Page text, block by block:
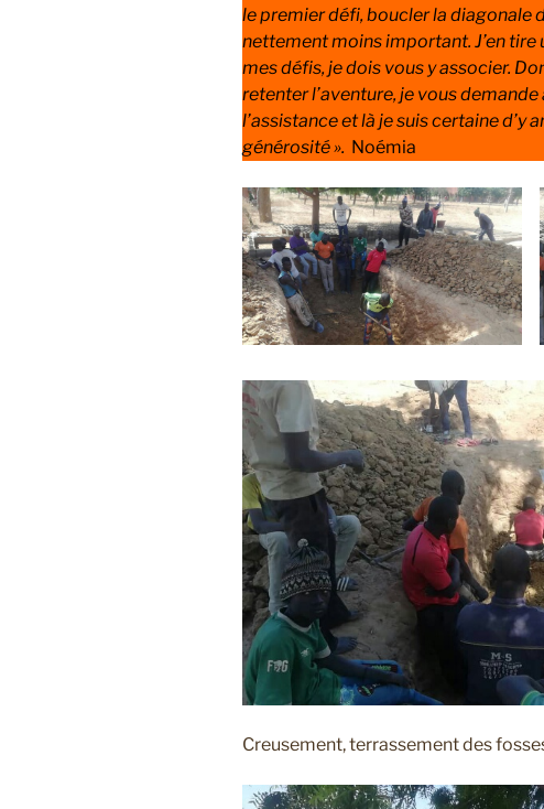
le premier défi, boucler la diagonale
nettement moins important. J’en tire
mes défis, je dois vous y associer.
retenter l’aventure, je vous
l’assistance et là je suis certaine d’y
générosité ». Noémia
Creusement, terrassement des